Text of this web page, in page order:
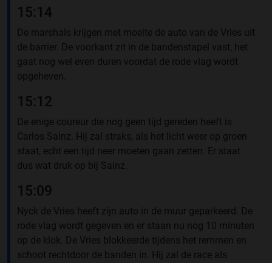
15:14
De marshals krijgen met moeite de auto van de Vries uit
de barrier. De voorkant zit in de bandenstapel vast, het
gaat nog wel even duren voordat de rode vlag wordt
opgeheven.
15:12
De enige coureur die nog geen tijd gereden heeft is
Carlos Sainz. Hij zal straks, als het licht weer op groen
staat, echt een tijd neer moeten gaan zetten. Er staat
dus wat druk op bij Sainz.
15:09
Nyck de Vries heeft zijn auto in de muur geparkeerd. De
rode vlag wordt gegeven en er staan nu nog 10 minuten
op de klok. De Vries blokkeerde tijdens het remmen en
schoot rechtdoor de banden in. Hij zal de race als